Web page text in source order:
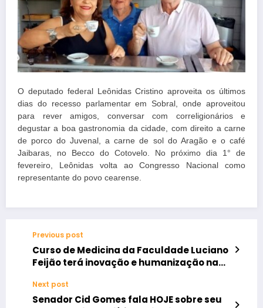
O deputado federal Leônidas Cristino aproveita os últimos
dias do recesso parlamentar em Sobral, onde aproveitou
para rever amigos, conversar com correligionários e
degustar a boa gastronomia da cidade, com direito a carne
de porco do Juvenal, a carne de sol do Aragão e o café
Jaibaras, no Becco do Cotovelo. No próximo dia 1° de
fevereiro, Leônidas volta ao Congresso Nacional como
representante do povo cearense.
Previous post
Curso de Medicina da Faculdade Luciano
Feijão terá inovação e humanização na
Next post
Senador Cid Gomes fala HOJE sobre seu